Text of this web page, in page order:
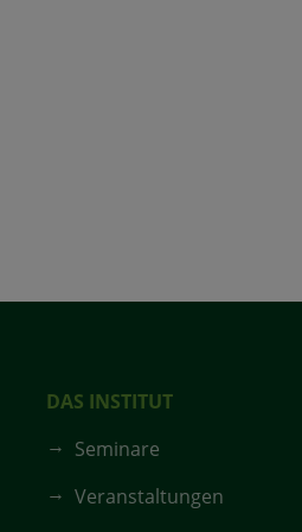
DAS INSTITUT
Seminare
Veranstaltungen